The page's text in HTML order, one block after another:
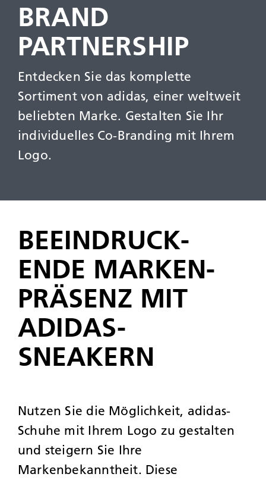
BRAND
PARTNERSHIP
Entdecken Sie das komplette
Sortiment von adidas, einer weltweit
beliebten Marke. Gestalten Sie Ihr
individuelles Co-Branding mit Ihrem
Logo.
BEEIN­DRUCK­
ENDE MARKEN­
PRÄSENZ MIT
ADIDAS-
SNEAKERN
Nutzen Sie die Möglichkeit, adidas-
Schuhe mit Ihrem Logo zu gestalten
und steigern Sie Ihre
Markenbekanntheit. Diese